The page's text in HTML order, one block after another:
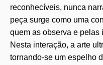
reconhecíveis, nunca
peça surge como uma
quem as observa e pelas
Nesta interação, a arte
tornando-se um espelho